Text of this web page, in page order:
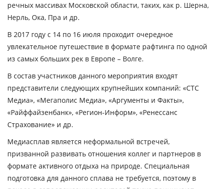
речных массивах Московской области, таких, как р. Шерна,
Нерль, Ока, Пра и др.
В 2017 году с 14 по 16 июля проходит очередное
увлекательное путешествие в формате рафтинга по одной
из самых больших рек в Европе – Волге.
В состав участников данного мероприятия входят
представители следующих крупнейших компаний: «СТС
Медиа», «Мегаполис Медиа», «Аргументы и Факты»,
«Райффайзенбанк», «Регион-Информ», «Ренессанс
Страхование» и др.
Медиасплав является неформальной встречей,
призванной развивать отношения коллег и партнеров в
формате активного отдыха на природе. Специальная
подготовка для данного сплава не требуется, поэтому в